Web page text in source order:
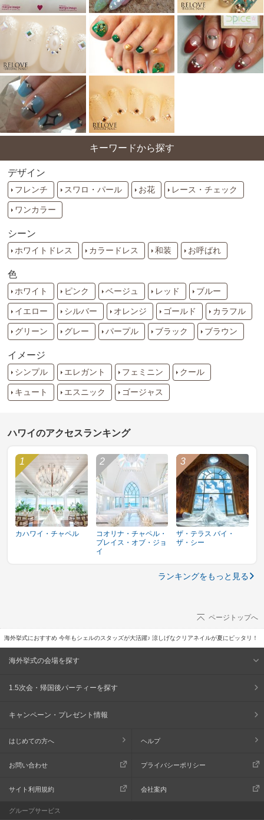
キーワードから探す
デザイン
フレンチ スワロ・パール お花 レース・チェック
ワンカラー
シーン
ホワイトドレス カラードレス 和装 お呼ばれ
色
ホワイト ピンク ベージュ レッド ブルー
イエロー シルバー オレンジ ゴールド カラフル
グリーン グレー パープル ブラック ブラウン
イメージ
シンプル エレガント フェミニン クール
キュート エスニック ゴージャス
ハワイのアクセスランキング
カハワイ・チャペル
コオリナ・チャペル・
プレイス・オブ・ジョ
イ
ザ・テラス バイ・
ザ・シー
ランキングをもっと見る
ページトップへ
海外挙式におすすめ 今年もシェルのスタッズが大活躍♪ 涼しげなクリアネイルが夏にピッタリ！
海外挙式の会場を探す
1.5次会・帰国後パーティーを探す
キャンペーン・プレゼント情報
はじめての方へ ヘルプ
お問い合わせ プライバシーポリシー
サイト利用規約 会社案内
グループサービス